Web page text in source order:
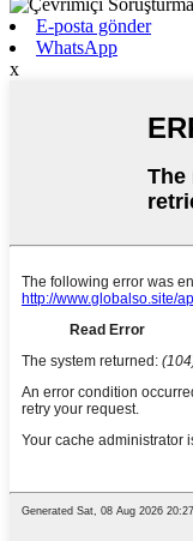
E-posta gönder
WhatsApp
x